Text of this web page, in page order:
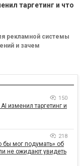
таргетинг и что
рекламной системы
и зачем
150
изменил таргетинг и
218
бы мог подумать» об
не ожидают увидеть